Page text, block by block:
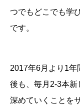
つでもどこでも学
です。
2017年6月より1年
後も、毎月2-3本
深めていくことを